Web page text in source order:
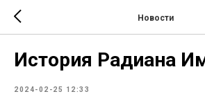
Новости
История Радиана
2024-02-25 12:33